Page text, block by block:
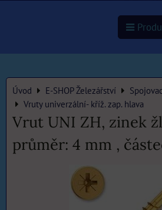
Úvod E-SHOP Železářství
Vruty univerzální- kříž. zap. hlava
Vrut UNI ZH, zinek
průměr: 4 mm ,